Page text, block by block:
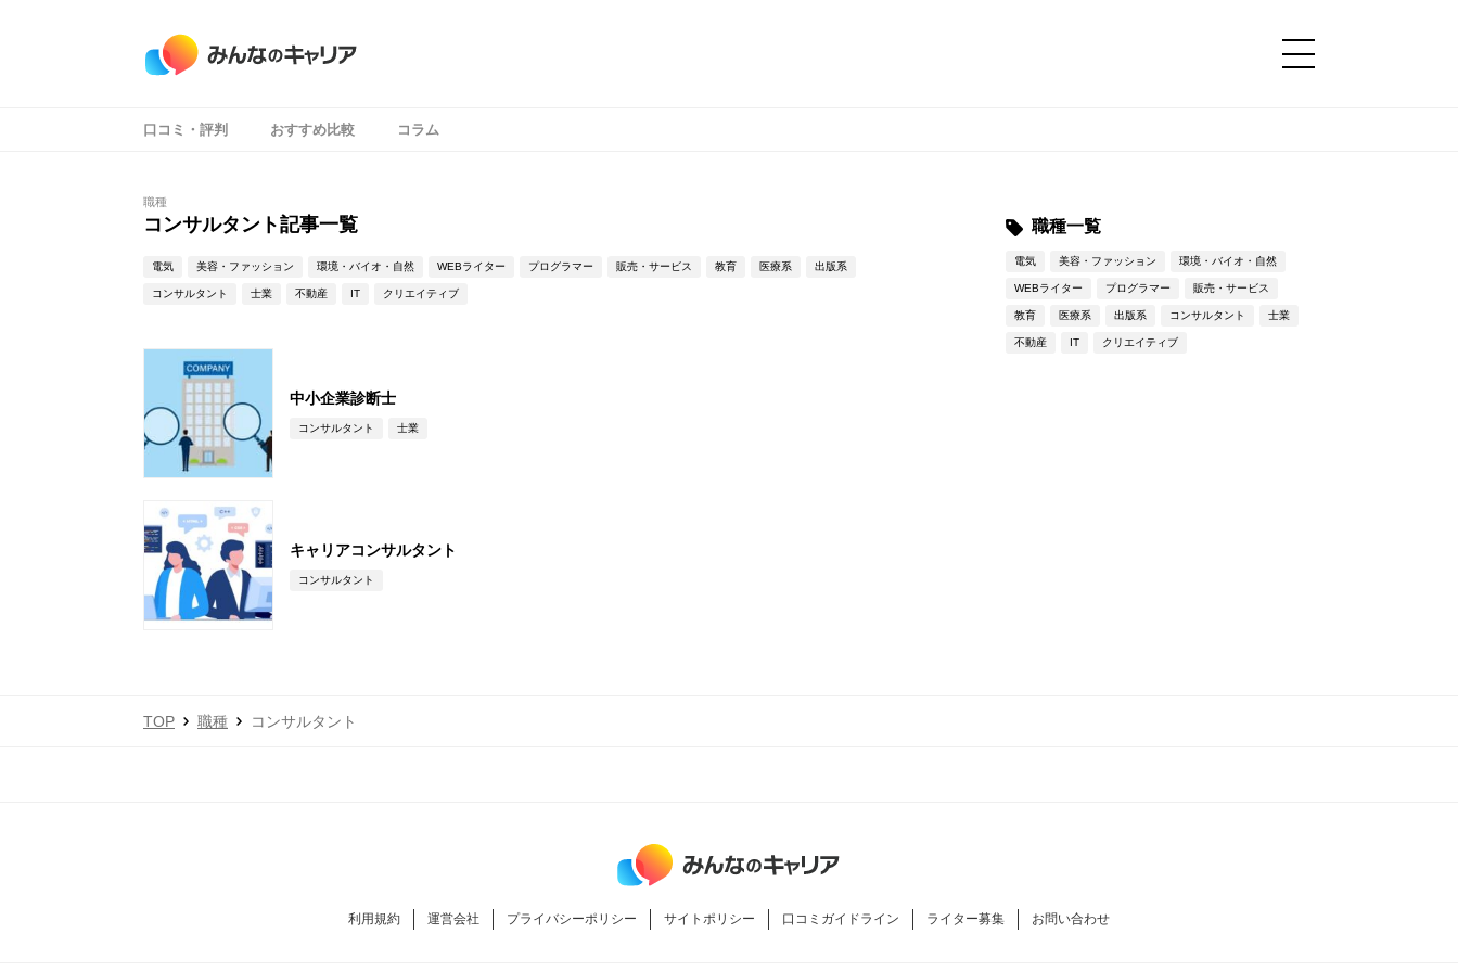
口コミ・評判 おすすめ比較 コラム
職種
コンサルタント記事一覧
電気 美容・ファッション 環境・バイオ・自然 WEBライター プログラマー 販売・サービス 教育 医療系 出版系
コンサルタント 士業 不動産 IT クリエイティブ
中小企業診断士
コンサルタント 士業
キャリアコンサルタント
コンサルタント
職種一覧
電気 美容・ファッション 環境・バイオ・自然
WEBライター プログラマー 販売・サービス
教育 医療系 出版系 コンサルタント 士業
不動産 IT クリエイティブ
TOP 職種 コンサルタント
利用規約 運営会社 プライバシーポリシー サイトポリシー 口コミガイドライン ライター募集 お問い合わせ